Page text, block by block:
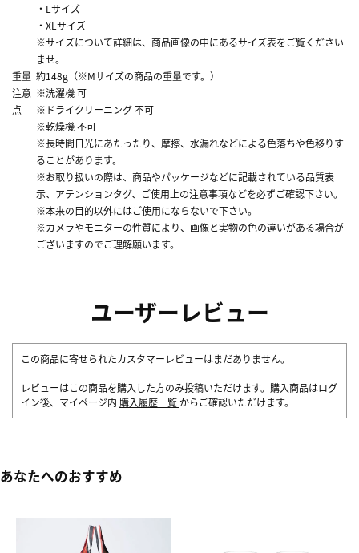
・Lサイズ
・XLサイズ
※サイズについて詳細は、商品画像の中にあるサイズ表をご覧ください
ませ。
重量 約148g（※Mサイズの商品の重量です。）
注意
点
※洗濯機 可
※ドライクリーニング 不可
※乾燥機 不可
※長時間日光にあたったり、摩擦、水漏れなどによる色落ちや色移りす
ることがあります。
※お取り扱いの際は、商品やパッケージなどに記載されている品質表
示、アテンションタグ、ご使用上の注意事項などを必ずご確認下さい。
※本来の目的以外にはご使用にならないで下さい。
※カメラやモニターの性質により、画像と実物の色の違いがある場合が
ございますのでご理解願います。
ユーザーレビュー
この商品に寄せられたカスタマーレビューはまだありません。
レビューはこの商品を購入した方のみ投稿いただけます。購入商品はログ
イン後、マイページ内 購入履歴一覧 からご確認いただけます。
あなたへのおすすめ